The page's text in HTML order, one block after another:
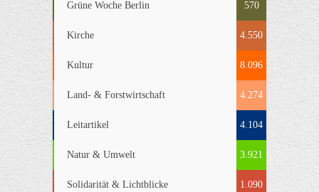
Grüne Woche Berlin 570
Kirche 4.550
Kultur 8.096
Land- & Forstwirtschaft 4.274
Leitartikel 4.104
Natur & Umwelt 3.921
Solidarität & Lichtblicke 1.090